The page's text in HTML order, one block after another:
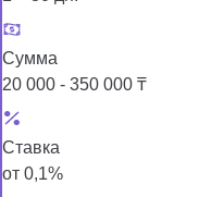
Сумма
20 000 - 350 000 ₸
Ставка
от 0,1%